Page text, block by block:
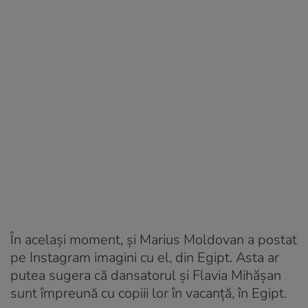
În același moment, și Marius Moldovan a postat
pe Instagram imagini cu el, din Egipt. Asta ar
putea sugera că dansatorul și Flavia Mihășan
sunt împreună cu copiii lor în vacanță, în Egipt.